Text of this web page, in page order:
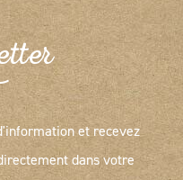
et recevez
dans votre